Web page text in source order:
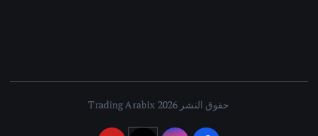
حقوق النشر 2026 Trading Arabix